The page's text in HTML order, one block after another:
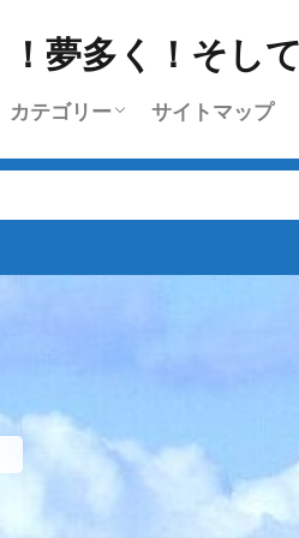
カテゴリー
挨拶
雑記
l’Etape du Tour
ちょっと乗り
ツーリング
日常
レース
ブログラインズ・お深い
サイトマップ
ぼちぼち